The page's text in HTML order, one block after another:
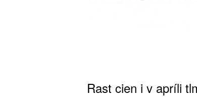
Rast cien i v apríli